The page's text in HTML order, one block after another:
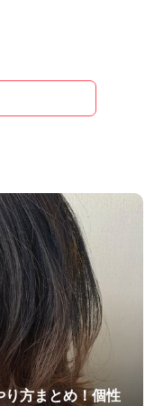
り方まとめ！個性